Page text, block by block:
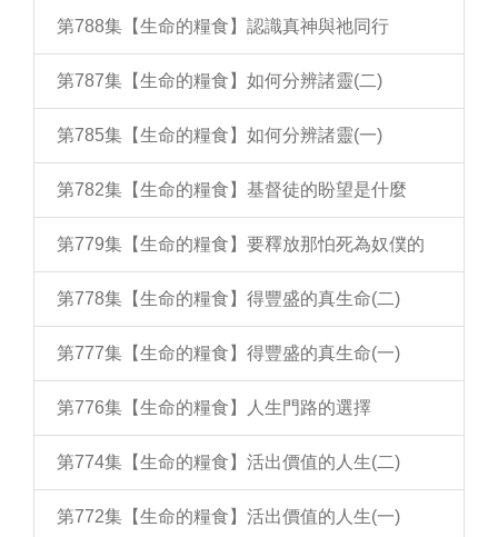
第788集【生命的糧食】認識真神與祂同行
第787集【生命的糧食】如何分辨諸靈(二)
第785集【生命的糧食】如何分辨諸靈(一)
第782集【生命的糧食】基督徒的盼望是什麼
第779集【生命的糧食】要釋放那怕死為奴僕的
第778集【生命的糧食】得豐盛的真生命(二)
第777集【生命的糧食】得豐盛的真生命(一)
第776集【生命的糧食】人生門路的選擇
第774集【生命的糧食】活出價值的人生(二)
第772集【生命的糧食】活出價值的人生(一)